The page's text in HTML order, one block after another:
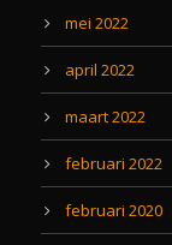
mei 2022
april 2022
maart 2022
februari 2022
februari 2020